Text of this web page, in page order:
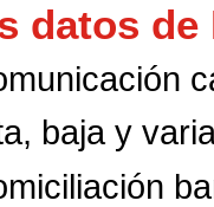
datos de
baja y